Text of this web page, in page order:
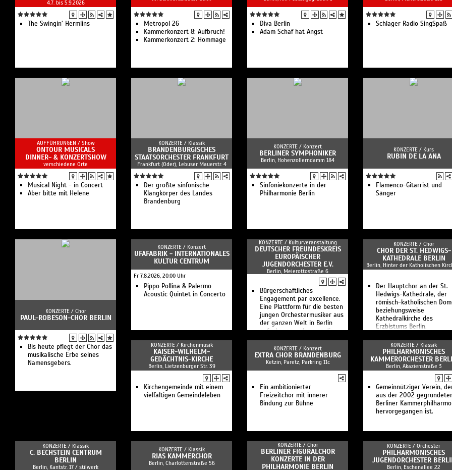
Philharmoniker
ni-va
Estonian National Opera Boys'
Choir
&ñịoن
4.7. bis 5.9.2026
The Swingin’ Hermlins
Metropol 26
Kammerkonzert 8: Aufbruch!
Kammerkonzert 2: Hommage
Diva Berlin
Adam Schaf hat Angst
Schlager Radio SingSpaß
AUFFÜHRUNGEN / Show
ONTOUR MUSICALS
DINNER- & KONZERTSHOW
verschiedene Orte
Musical Night - in Concert
Aber bitte mit Helene
KONZERTE / Klassik
BRANDENBURGISCHES
STAATSORCHESTER FRANKFURT
Frankfurt (Oder), Lebuser Mauerstr. 4
Der größte sinfonische
Klangkörper des Landes
Brandenburg
KONZERTE / Konzert
BERLINER SYMPHONIKER
Berlin, Hohenzollerndamm 184
Sinfoniekonzerte in der
Philharmonie Berlin
KONZERTE / Kurs
RUBIN DE LA ANA
Flamenco-Gitarrist und
Sänger
KONZERTE / Chor
PAUL-ROBESON-CHOR BERLIN
Bis heute pflegt der Chor das
musikalische Erbe seines
Namensgebers.
KONZERTE / Konzert
UFAFABRIK - INTERNATIONALES
KULTUR CENTRUM
Fr 7.8.2026, 20:00 Uhr
Pippo Pollina & Palermo
Acoustic Quintet in Concerto
KONZERTE / Kulturveranstaltung
DEUTSCHER FREUNDESKREIS
EUROPÄISCHER
JUGENDORCHESTER E.V.
Berlin, Meierottostraße 6
Bürgerschaftliches
Engagement par excellence.
Eine Plattform für die besten
jungen Orchestermusiker aus
der ganzen Welt in Berlin
aufzubauen – das war die
Idee, für die eine Hand voll
Freunde im Jahr 2000.
KONZERTE / Chor
CHOR DER ST. HEDWIGS-
KATHEDRALE BERLIN
Berlin, Hinter der Katholischen
Der Hauptchor an der St.
Hedwigs-Kathedrale, der
römisch-katholischen
beziehungsweise
Kathedralkirche des
Erzbistums Berlin.
KONZERTE / Kirchenmusik
KAISER-WILHELM-
GEDÄCHTNIS-KIRCHE
Berlin, Lietzenburger Str. 39
Kirchengemeinde mit einem
vielfältigen Gemeindeleben
KONZERTE / Konzert
EXTRA CHOR BRANDENBURG
Ketzin, Paretz, Parkring 11c
Ein ambitionierter
Freizeitchor mit innerer
Bindung zur Bühne
KONZERTE / Klassik
PHILHARMONISCHES
KAMMERORCHESTER
Berlin, Akazienstraße 3
Gemeinnütziger Verein,
aus der 2002
Berliner
hervorgegangen ist.
KONZERTE / Klassik
C. BECHSTEIN CENTRUM
BERLIN
Berlin, Kantstr. 17 / stilwerk
KONZERTE / Klassik
RIAS KAMMERCHOR
Berlin, Charlottenstraße 56
KONZERTE / Chor
BERLINER FIGURALCHOR
KONZERTE IN DER
PHILHARMONIE BERLIN
KONZERTE / Orchester
PHILHARMONISCHES
JUGENDORCHESTER
Berlin, Eschenallee 22